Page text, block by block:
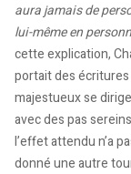
aura jamais de
lui-même en
cette explication,
portait des
majestueux se
avec des pas
l’effet attendu n’a
donné une autre